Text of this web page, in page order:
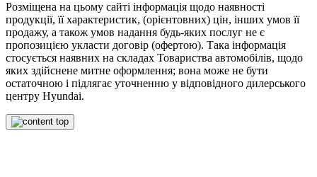
Розміщена на цьому сайті інформація щодо наявності
продукції, її характеристик, (орієнтовних) цін, інших умов її
продажу, а також умов надання будь-яких послуг не є
пропозицією укласти договір (офертою). Така інформація
стосується наявних на складах Товариства автомобілів, щодо
яких здійснене митне оформлення; вона може не бути
остаточною і підлягає уточненню у відповідного дилерського
центру Hyundai.